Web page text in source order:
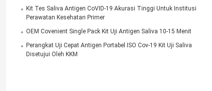
Kit Tes Saliva Antigen CoVID-19 Akurasi Tinggi Untuk Institusi
Perawatan Kesehatan Primer
OEM Covenient Single Pack Kit Uji Antigen Saliva 10-15 Menit
Perangkat Uji Cepat Antigen Portabel ISO Cov-19 Kit Uji Saliva
Disetujui Oleh KKM